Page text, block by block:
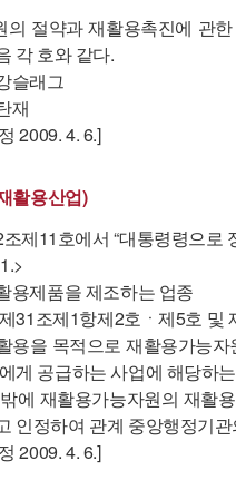
의 절약과 재활용촉진에 관
각 호와 같다.
슬래그
재
2009. 4. 6.]
활용산업)
제11호에서 “대통령령으로
용제품을 제조하는 업종
31조제1항제2호ㆍ제5호 및
용을 목적으로 재활용가능
게 공급하는 사업에 해당하
에 재활용가능자원의 재활
인정하여 관계 중앙행정기
2009. 4. 6.]